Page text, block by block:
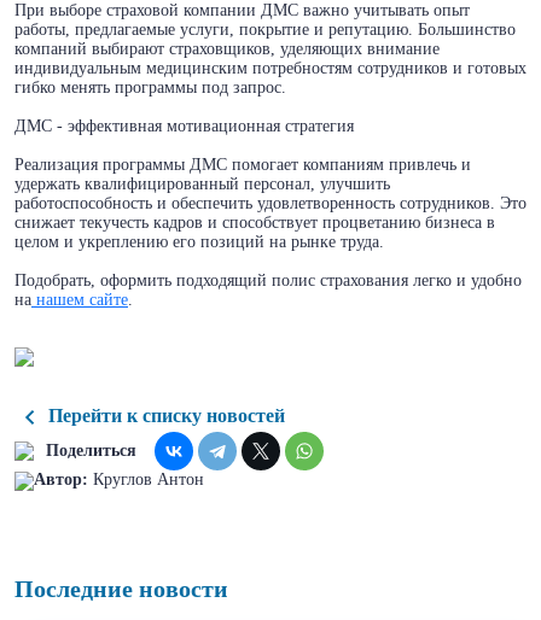
При выборе страховой компании ДМС важно учитывать опыт
работы, предлагаемые услуги, покрытие и репутацию. Большинство
компаний выбирают страховщиков, уделяющих внимание
индивидуальным медицинским потребностям сотрудников и готовых
гибко менять программы под запрос.
ДМС - эффективная мотивационная стратегия
Реализация программы ДМС помогает компаниям привлечь и
удержать квалифицированный персонал, улучшить
работоспособность и обеспечить удовлетворенность сотрудников. Это
снижает текучесть кадров и способствует процветанию бизнеса в
целом и укреплению его позиций на рынке труда.
Подобрать, оформить подходящий полис страхования легко и удобно
на нашем сайте.
Перейти к списку новостей
Поделиться
Автор: Круглов Антон
Последние новости